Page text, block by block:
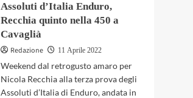
Assoluti d’Italia Enduro,
Recchia quinto nella 450 a
Cavaglià
Redazione 11 Aprile 2022
Weekend dal retrogusto amaro per
Nicola Recchia alla terza prova degli
Assoluti d’Italia di Enduro, andata in